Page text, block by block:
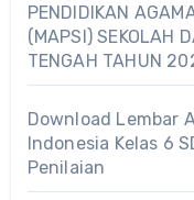
PENDIDIKAN
(MAPSI) SEKOLAH
TENGAH TAHUN
Download Lembar
Indonesia Kelas 6
Penilaian